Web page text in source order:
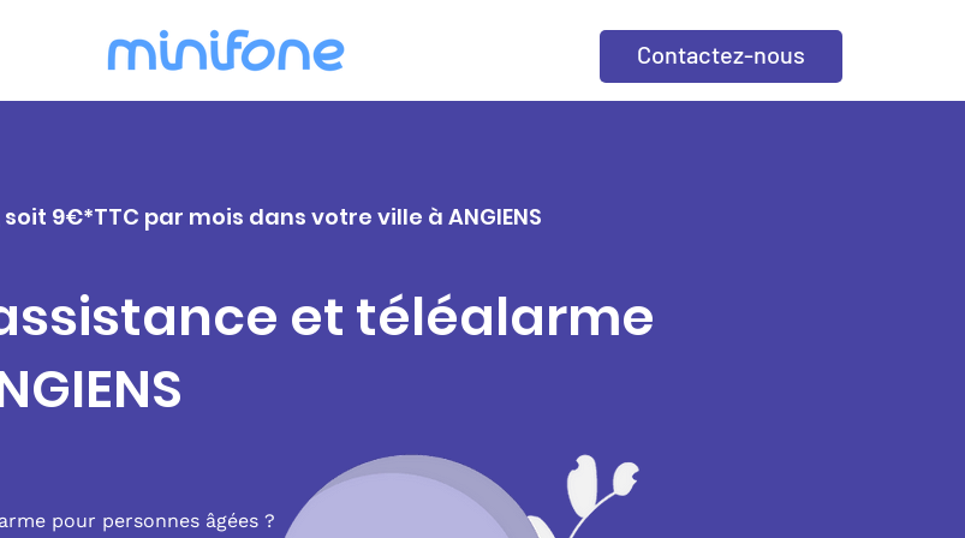
Contactez-nous
9€*TTC par mois dans votre ville à ANGIENS
et téléalarme
pour personnes âgées ?